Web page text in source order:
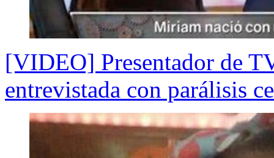
[VIDEO] Presentador de
entrevistada con parálisis